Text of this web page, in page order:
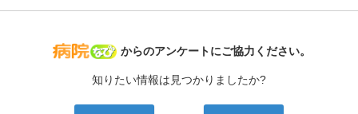
病院なび
からのアンケートにご協力ください。
知りたい情報は見つかりましたか?